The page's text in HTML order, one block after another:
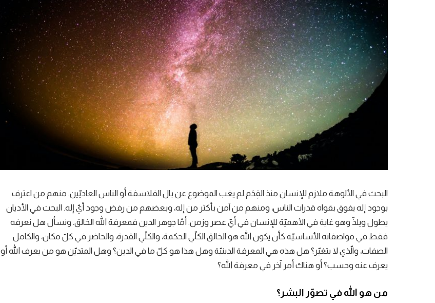
البحث في الألوهة ملازم للإنسان منذ القِدَم.لم يغب الموضوع عن بال الفلاسفة أو الناس العاديّين. منهم من اعترف
بوجود إله يفوق بقواه قدرات الناس، ومنهم من آمن بأكثر من إله، وبعضهم من رفض وجود أيّ إله. البحث في الأديان
يطول ويلذّ وهو غاية في الأهميّة للإنسان في أيّ عصر وزمن. أمّا جوهر الدين فمعرفة الله الخالق. ونسأل هل نعرفه
فقط في مواصفاته الأساسيّة كأن يكون الله هو الخالق الكلّي الحكمة، والكلّي القدرة، والحاضر في كلّ مكان، والكامل
الصفات، والّذي لا يتغيّر؟ هل هذه هي المعرفة الدينيّة وهل هذا هو كلّ ما في الدين؟ وهل المتديّن هو من يعرف الله أو
يعرف عنه وحسب؟ أو هناك أمر آخر في معرفة الله؟
من هو الله في تصوّر البشر؟